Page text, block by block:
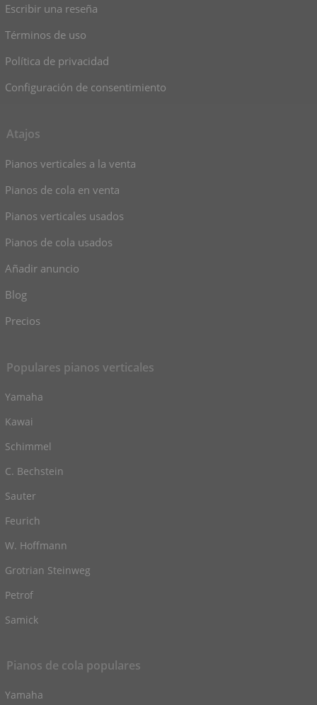
Escribir una reseña
Términos de uso
Política de privacidad
Configuración de consentimiento
Atajos
Pianos verticales a la venta
Pianos de cola en venta
Pianos verticales usados
Pianos de cola usados
Añadir anuncio
Blog
Precios
Populares pianos verticales
Yamaha
Kawai
Schimmel
C. Bechstein
Sauter
Feurich
W. Hoffmann
Grotrian Steinweg
Petrof
Samick
Pianos de cola populares
Yamaha